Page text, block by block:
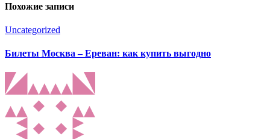
Похожие записи
Uncategorized
Билеты Москва – Ереван: как купить выгодно